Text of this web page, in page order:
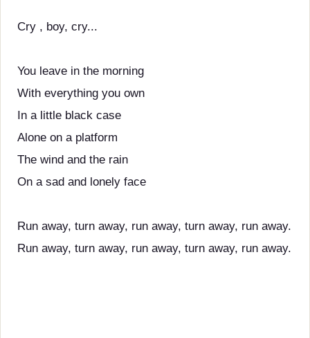
Cry , boy, cry...
You leave in the morning
With everything you own
In a little black case
Alone on a platform
The wind and the rain
On a sad and lonely face
Run away, turn away, run away, turn away, run away.
Run away, turn away, run away, turn away, run away.